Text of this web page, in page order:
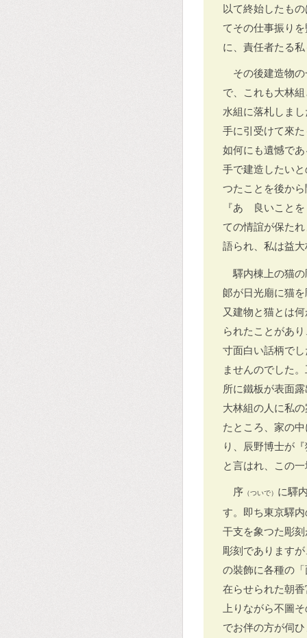
以て終始したも
てその仕事振り
に、責任者たる
その後建造物
で、これも大林
水組に落札しま
手に引受けて來
如何にも遺憾で
手で建造したい
つたことを後か
『あゝ良いこと
ての情誼が保た
語られ、私は益
驛内棟上の猫
郞が日光廟に猫
又建物と猫とは
られたことがあ
寸面白い話柄で
ませんのでした
所に鐵板が表面
大林組の人に私
たところ、家の
り、辰野博士が
と言はれ、この
序 （ついで） に驛
す。即ち東京驛
干支を象つた彫
彫刻であります
の裝飾に各種の
在らせられた朝
上りながら不圖
でお伴の方が伺